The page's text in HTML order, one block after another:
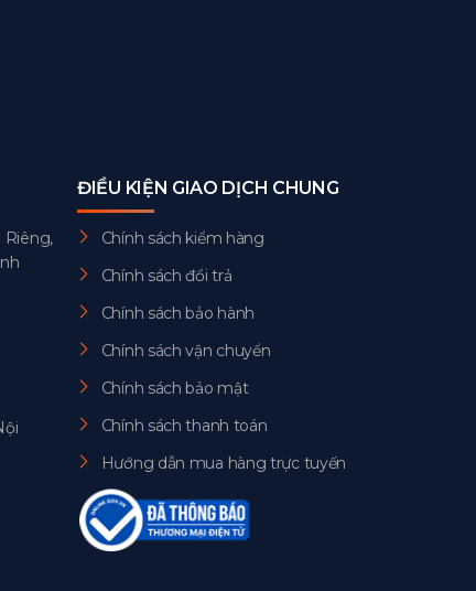
Riêng,
ĐIỀU KIỆN GIAO DỊCH CHUNG
Chính sách kiểm hàng
Chính sách đổi trả
Chính sách bảo hành
Chính sách vận chuyển
Chính sách bảo mật
Chính sách thanh toán
Hướng dẫn mua hàng trực tuyến